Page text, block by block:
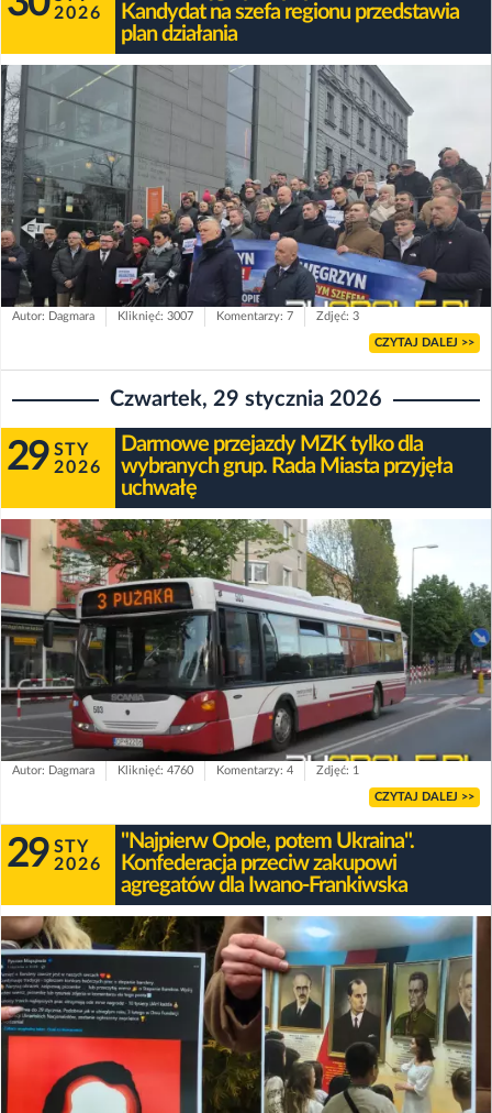
2026
Kandydat na szefa regionu przedstawia
plan działania
Autor: Dagmara Kliknięć: 3007 Komentarzy: 7 Zdjęć: 3
CZYTAJ DALEJ >>
Czwartek, 29 stycznia 2026
29 STY
2026
Darmowe przejazdy MZK tylko dla
wybranych grup. Rada Miasta przyjęła
uchwałę
Autor: Dagmara Kliknięć: 4760 Komentarzy: 4 Zdjęć: 1
CZYTAJ DALEJ >>
29 STY
2026
"Najpierw Opole, potem Ukraina".
Konfederacja przeciw zakupowi
agregatów dla Iwano-Frankiwska